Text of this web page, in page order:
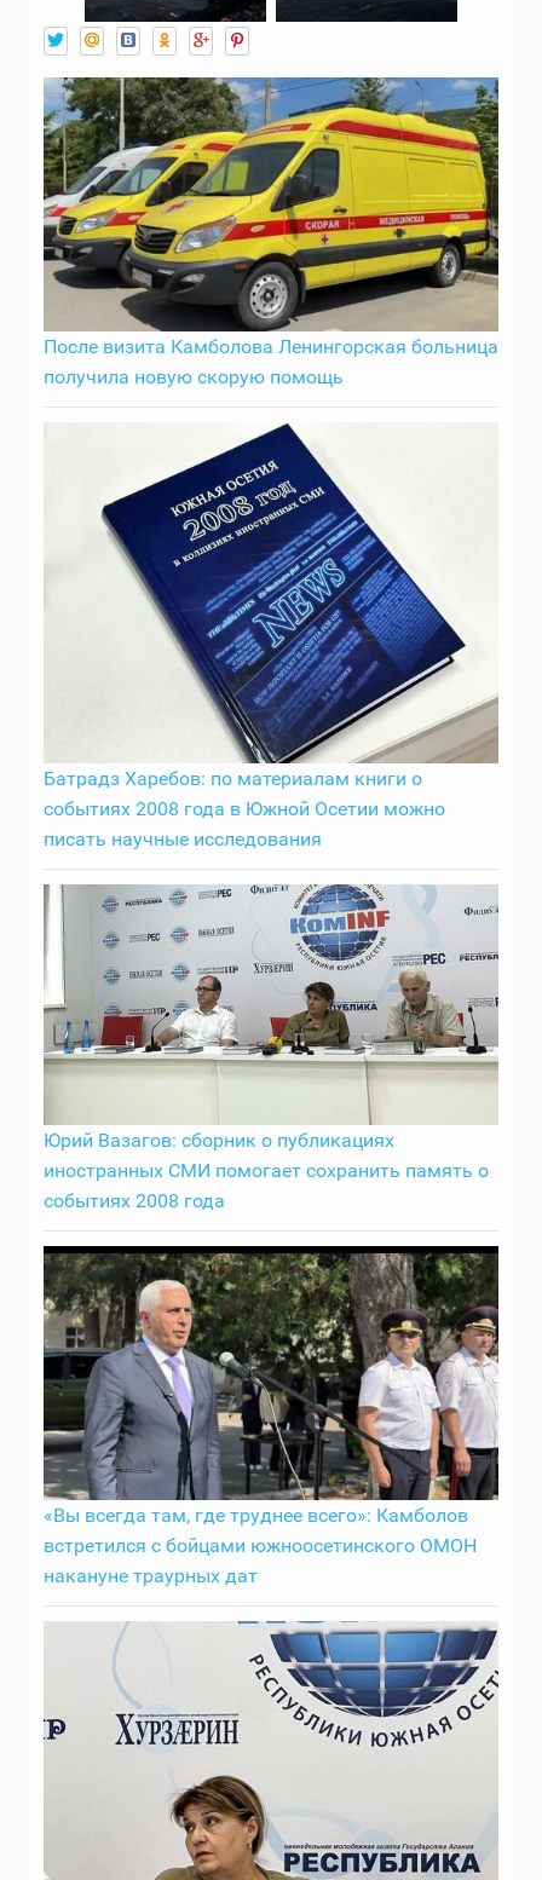
После визита Камболова Ленингорская больница
получила новую скорую помощь
Батрадз Харебов: по материалам книги о
событиях 2008 года в Южной Осетии можно
писать научные исследования
Юрий Вазагов: сборник о публикациях
иностранных СМИ помогает сохранить память о
событиях 2008 года
«Вы всегда там, где труднее всего»: Камболов
встретился с бойцами южноосетинского ОМОН
накануне траурных дат